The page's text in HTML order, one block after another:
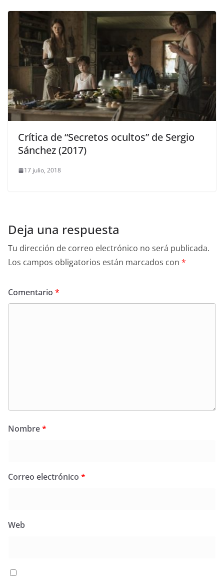
Crítica de “Secretos ocultos” de Sergio
Sánchez (2017)
17 julio, 2018
Deja una respuesta
Tu dirección de correo electrónico no será publicada.
Los campos obligatorios están marcados con *
Comentario *
Nombre*
Correo electrónico *
Web